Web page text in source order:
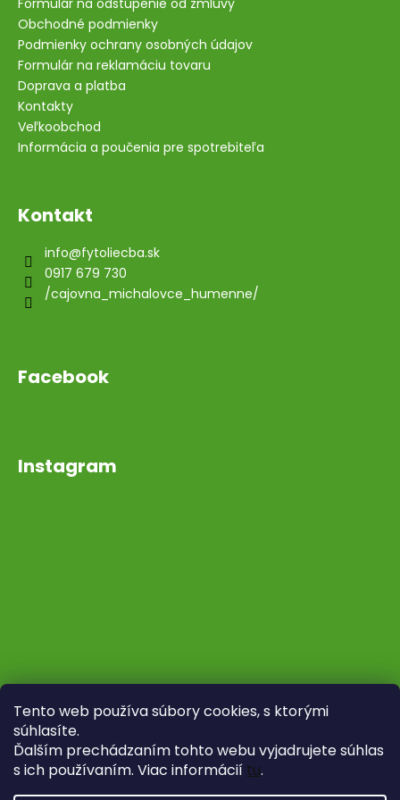
Tento web používa súbory cookies, s ktorými
súhlasíte.
Ďalším prechádzaním tohto webu vyjadrujete súhlas
s ich používaním. Viac informácií tu.
Obchodné podmienky
Podmienky ochrany osobných údajov
Formulár na reklamáciu tovaru
Doprava a platba
Kontakty
Veľkoobchod
Informácia a poučenia pre spotrebiteľa
Kontakt
info@fytoliecba.sk
0917 679 730
/cajovna_michalovce_humenne/
Facebook
Instagram